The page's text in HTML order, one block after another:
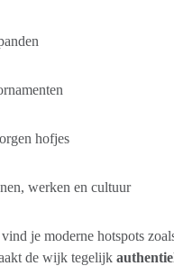
hofjes
werken en cultuur
je moderne hotspots
de wijk tegelijk